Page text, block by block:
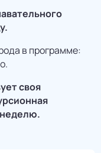
в программе:
своя